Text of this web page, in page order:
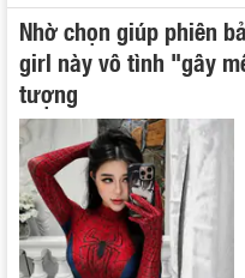
Nhờ chọn giúp phiên
girl này vô tình "gây
tượng